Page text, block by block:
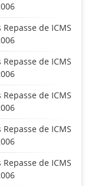
de ICMS
de ICMS
de ICMS
de ICMS
de ICMS